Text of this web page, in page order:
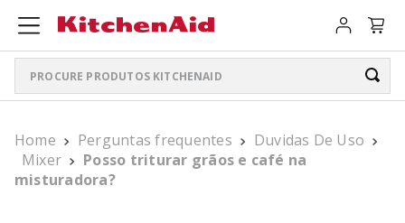
Procure produtos KitchenAid
1º ARTISAN PLUS
Home Perguntas frequentes
Duvidas De Uso
Mixer
Posso triturar grãos e café na
misturadora?